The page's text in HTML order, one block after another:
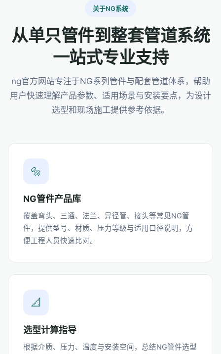
关于NG系统
从单只管件到整套管道系统
一站式专业支持
ng官方网站专注于NG系列管件与配套管道体系，帮助
用户快速理解产品参数、适用场景与安装要点，为设计
选型和现场施工提供参考依据。
🔩
NG管件产品库
覆盖弯头、三通、法兰、异径管、接头等常见NG管
件，提供型号、材质、压力等级与适用口径说明，方
便工程人员快速比对。
📐
选型计算指导
根据介质、压力、温度与安装空间，总结NG管件选型